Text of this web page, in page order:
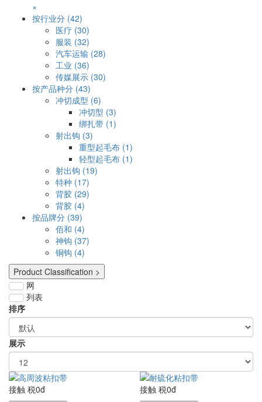
×
按行业分 (42)
医疗 (30)
服装 (32)
汽车运输 (28)
工业 (36)
传媒展示 (30)
按产品种分 (43)
冲切成型 (6)
冲切型 (3)
绑扎带 (1)
射出钩 (3)
重型起毛布 (1)
轻型起毛布 (1)
射出钩 (19)
特种 (17)
背胶 (29)
背胶 (4)
按品牌分 (39)
佰和 (4)
神钩 (37)
铜钩 (4)
Product Classification >
网
列表
排序
展示
接触 税0đ
接触 税0đ